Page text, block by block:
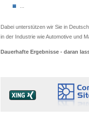
Dabei unterstützen wir Sie in
in der Industrie wie Automotive und
Dauerhafte Ergebnisse - daran